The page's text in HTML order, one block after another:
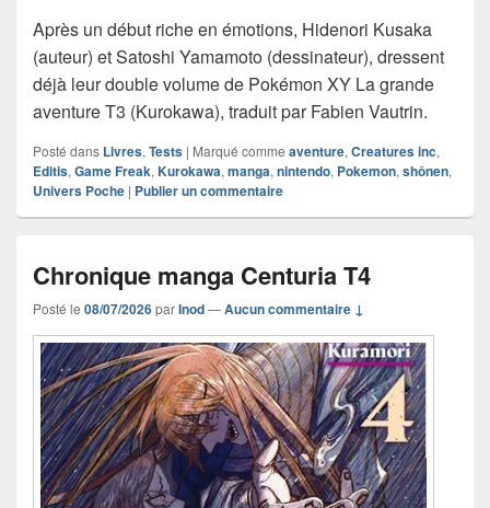
Après un début riche en émotions, Hidenori Kusaka
(auteur) et Satoshi Yamamoto (dessinateur), dressent
déjà leur double volume de Pokémon XY La grande
aventure T3 (Kurokawa), traduit par Fabien Vautrin.
Posté dans Livres, Tests | Marqué comme aventure, Creatures inc,
Editis, Game Freak, Kurokawa, manga, nintendo, Pokemon, shônen,
Univers Poche | Publier un commentaire
Chronique manga Centuria T4
Posté le 08/07/2026parInod—Aucun commentaire ↓